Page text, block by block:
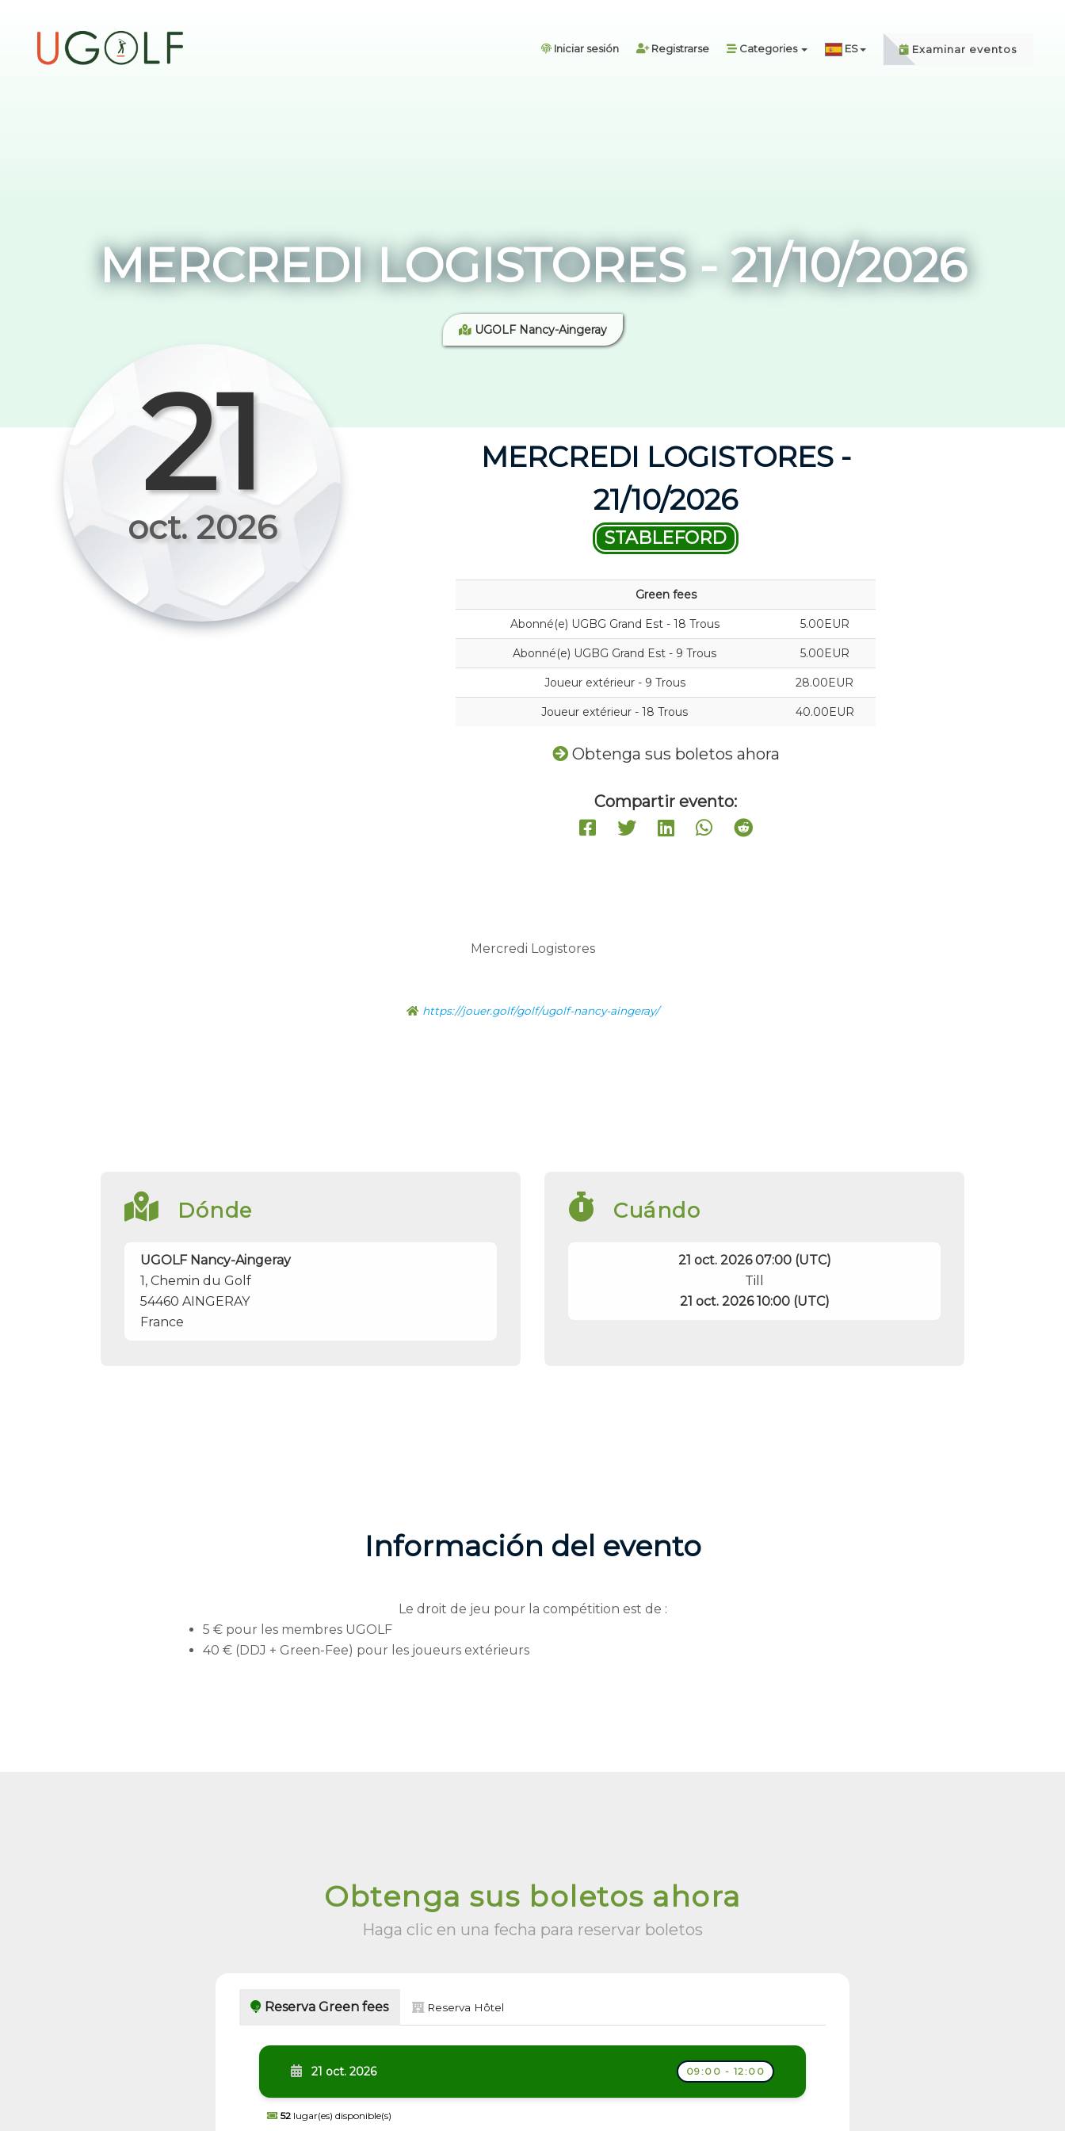
Iniciar sesión Registrarse Categories ES Examinar eventos
MERCREDI LOGISTORES - 21/10/2026
UGOLF Nancy-Aingeray
21
oct. 2026
MERCREDI LOGISTORES -
21/10/2026
STABLEFORD
Green fees
Abonné(e) UGBG Grand Est - 18 Trous 5.00EUR
Abonné(e) UGBG Grand Est - 9 Trous 5.00EUR
Joueur extérieur - 9 Trous 28.00EUR
Joueur extérieur - 18 Trous 40.00EUR
Obtenga sus boletos ahora
Compartir evento:
Mercredi Logistores
https://jouer.golf/golf/ugolf-nancy-aingeray/
Dónde
UGOLF Nancy-Aingeray
1, Chemin du Golf
54460 AINGERAY
France
Cuándo
21 oct. 2026 07:00 (UTC)
Till
21 oct. 2026 10:00 (UTC)
Información del evento
Le droit de jeu pour la compétition est de :
5 € pour les membres UGOLF
40 € (DDJ + Green-Fee) pour les joueurs extérieurs
Obtenga sus boletos ahora
Haga clic en una fecha para reservar boletos
Reserva Green fees Reserva Hôtel
21 oct. 2026 09:00 - 12:00
52 lugar(es) disponible(s)